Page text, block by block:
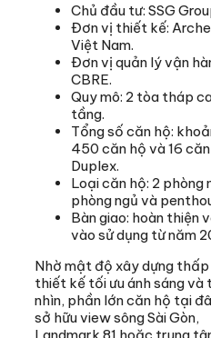
Chủ đầu tư: SSG
Đơn vị thiết kế:
Việt Nam.
Đơn vị quản lý vận
CBRE.
Quy mô: 2 tòa tháp
tầng.
Tổng số căn hộ:
450 căn hộ và 16 căn
Duplex.
Loại căn hộ: 2 phòng
phòng ngủ và
Bàn giao: hoàn thiện
vào sử dụng từ năm
Nhờ mật độ xây dựng
thiết kế tối ưu ánh sáng và
nhìn, phần lớn căn hộ tại
sở hữu view sông Sài Gòn,